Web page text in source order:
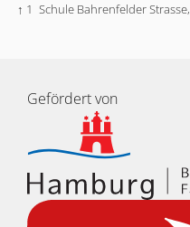
↑ 1 Schule Bahrenfelder Strasse,
Gefördert von